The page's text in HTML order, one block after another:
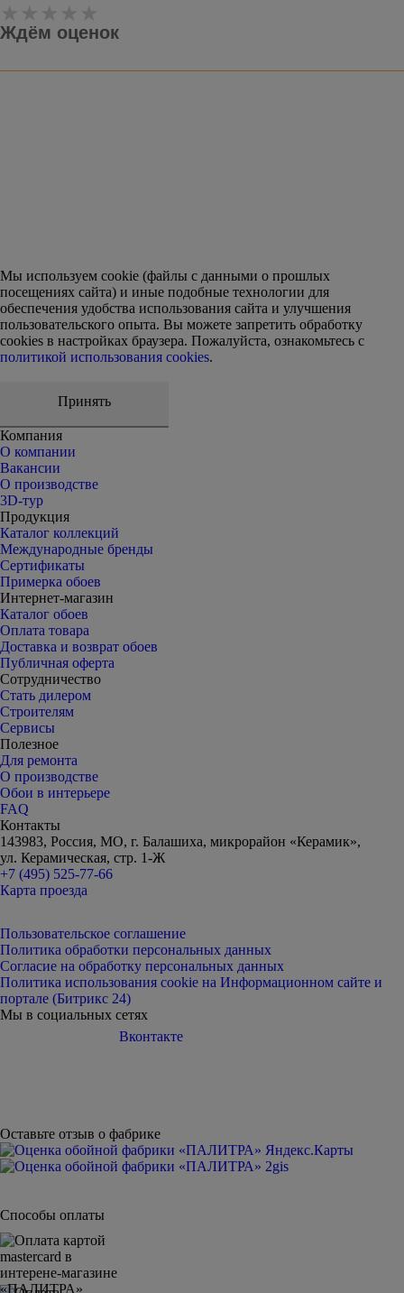
Ждём оценок
Мы используем cookie (файлы с данными о прошлых
посещениях сайта) и иные подобные технологии для
обеспечения удобства использования сайта и улучшения
пользовательского опыта. Вы можете запретить обработку
сookies в настройках браузера. Пожалуйста, ознакомьтесь с
политикой использования cookies.
Принять
Компания
О компании
Вакансии
О производстве
3D-тур
Продукция
Каталог коллекций
Международные бренды
Сертификаты
Примерка обоев
Интернет-магазин
Каталог обоев
Оплата товара
Доставка и возврат обоев
Публичная оферта
Сотрудничество
Стать дилером
Строителям
Сервисы
Полезное
Для ремонта
О производстве
Обои в интерьере
FAQ
Контакты
143983, Россия, МО, г. Балашиха, микрорайон «Керамик»,
ул. Керамическая, стр. 1-Ж
+7 (495) 525-77-66
Карта проезда
Пользовательское соглашение
Политика обработки персональных данных
Согласие на обработку персональных данных
Политика использования cookie на Информационном сайте и
портале (Битрикс 24)
Мы в социальных сетях
Вконтакте
Оставьте отзыв о фабрике
Способы оплаты